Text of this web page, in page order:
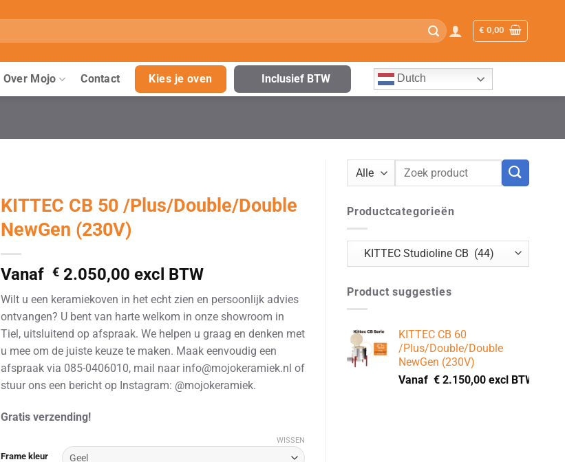
€ 0,00
Over Mojo Contact Kies je oven Inclusief BTW Dutch
Zoeken
Productcategorieën
Product suggesties
KITTEC CB 60
/Plus/Double/Double
NewGen (230V)
Vanaf € 2.150,00 excl BTW
KITTEC CB 50 /Plus/Double/Double
NewGen (230V)
Vanaf € 2.050,00 excl BTW
Wilt u een keramiekoven in het echt zien en persoonlijk advies
ontvangen? U bent van harte welkom in onze showroom in
Tiel, uitsluitend op afspraak. We helpen u graag en denken met
u mee om de juiste keuze te maken. Maak eenvoudig een
afspraak via 085-0406010, mail naar info@mojokeramiek.nl of
stuur ons een bericht op Instagram: @mojokeramiek.
Gratis verzending!
Frame kleur
WISSEN